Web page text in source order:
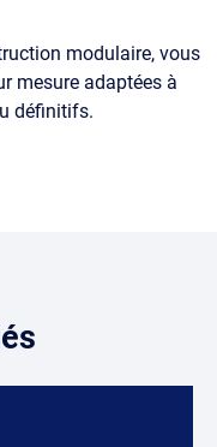
modulaire, vous
mesure adaptées à
définitifs.